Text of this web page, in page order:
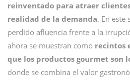
reinventado para atraer
realidad de la demanda. En este
perdido afluencia frente a la
ahora se muestran como recintos
que los productos gourmet son
donde se combina el valor